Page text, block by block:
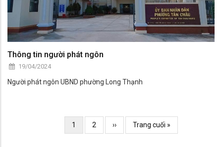
Thông tin người phát ngôn
19/04/2024
Người phát ngôn UBND phường Long Thạnh
Current
page
1 Page
2
Trang
kế
››
Trang
cuối
Trang cuối »